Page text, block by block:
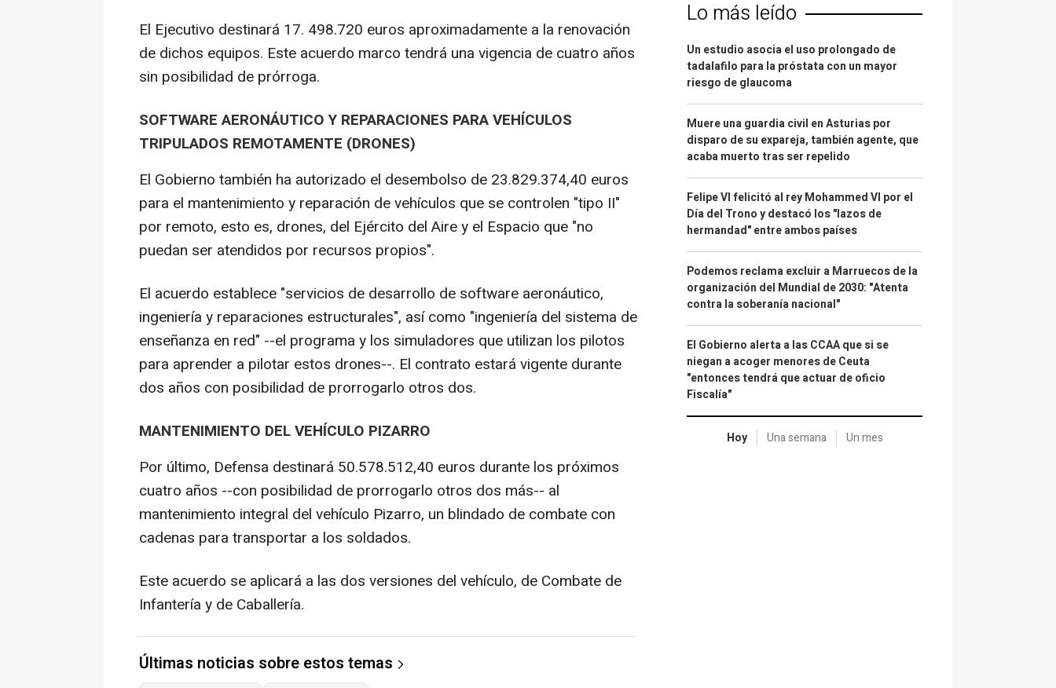
El Ejecutivo destinará 17. 498.720 euros aproximadamente a la renovación
de dichos equipos. Este acuerdo marco tendrá una vigencia de cuatro años
sin posibilidad de prórroga.
SOFTWARE AERONÁUTICO Y REPARACIONES PARA VEHÍCULOS
TRIPULADOS REMOTAMENTE (DRONES)
El Gobierno también ha autorizado el desembolso de 23.829.374,40 euros
para el mantenimiento y reparación de vehículos que se controlen "tipo II"
por remoto, esto es, drones, del Ejército del Aire y el Espacio que "no
puedan ser atendidos por recursos propios".
El acuerdo establece "servicios de desarrollo de software aeronáutico,
ingeniería y reparaciones estructurales", así como "ingeniería del sistema de
enseñanza en red" --el programa y los simuladores que utilizan los pilotos
para aprender a pilotar estos drones--. El contrato estará vigente durante
dos años con posibilidad de prorrogarlo otros dos.
MANTENIMIENTO DEL VEHÍCULO PIZARRO
Por último, Defensa destinará 50.578.512,40 euros durante los próximos
cuatro años --con posibilidad de prorrogarlo otros dos más-- al
mantenimiento integral del vehículo Pizarro, un blindado de combate con
cadenas para transportar a los soldados.
Este acuerdo se aplicará a las dos versiones del vehículo, de Combate de
Infantería y de Caballería.
Últimas noticias sobre estos temas
Lo más leído
Un estudio asocia el uso prolongado de
tadalafilo para la próstata con un mayor
riesgo de glaucoma
Muere una guardia civil en Asturias por
disparo de su expareja, también agente, que
acaba muerto tras ser repelido
Felipe VI felicitó al rey Mohammed VI por el
Día del Trono y destacó los "lazos de
hermandad" entre ambos países
Podemos reclama excluir a Marruecos de la
organización del Mundial de 2030: "Atenta
contra la soberanía nacional"
El Gobierno alerta a las CCAA que si se
niegan a acoger menores de Ceuta
"entonces tendrá que actuar de oficio
Fiscalía"
Hoy Una semana Un mes